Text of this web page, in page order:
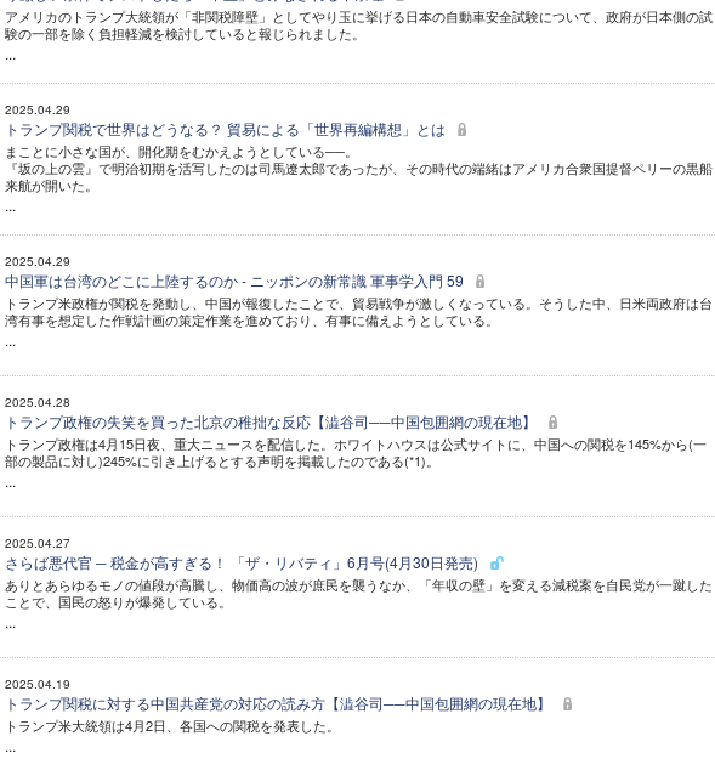
アメリカのトランプ大統領が「非関税障壁」としてやり玉に挙げる日本の自動車安全試験について、政府が日本側の試
験の一部を除く負担軽減を検討していると報じられました。
...
2025.04.29
トランプ関税で世界はどうなる？ 貿易による「世界再編構想」とは
まことに小さな国が、開化期をむかえようとしている──。
『坂の上の雲』で明治初期を活写したのは司馬遼太郎であったが、その時代の端緒はアメリカ合衆国提督ペリーの黒船
来航が開いた。
...
2025.04.29
中国軍は台湾のどこに上陸するのか - ニッポンの新常識 軍事学入門 59
トランプ米政権が関税を発動し、中国が報復したことで、貿易戦争が激しくなっている。そうした中、日米両政府は台
湾有事を想定した作戦計画の策定作業を進めており、有事に備えようとしている。
...
2025.04.28
トランプ政権の失笑を買った北京の稚拙な反応【澁谷司──中国包囲網の現在地】
トランプ政権は4月15日夜、重大ニュースを配信した。ホワイトハウスは公式サイトに、中国への関税を145%から(一
部の製品に対し)245%に引き上げるとする声明を掲載したのである(*1)。
...
2025.04.27
さらば悪代官 ─ 税金が高すぎる！ 「ザ・リバティ」6月号(4月30日発売)
ありとあらゆるモノの値段が高騰し、物価高の波が庶民を襲うなか、「年収の壁」を変える減税案を自民党が一蹴した
ことで、国民の怒りが爆発している。
...
2025.04.19
トランプ関税に対する中国共産党の対応の読み方【澁谷司──中国包囲網の現在地】
トランプ米大統領は4月2日、各国への関税を発表した。
...